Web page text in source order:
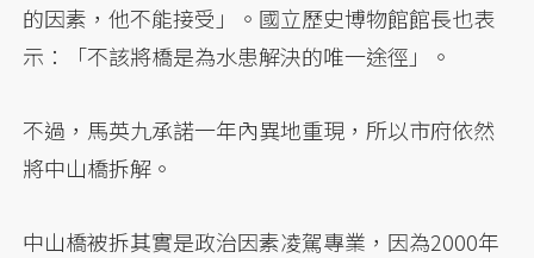
的因素，他不能接受」。國立歷史博物館館長也表
示：「不該將橋是為水患解決的唯一途徑」。
不過，馬英九承諾一年內異地重現，所以市府依然
將中山橋拆解。
中山橋被拆其實是政治因素凌駕專業，因為2000年